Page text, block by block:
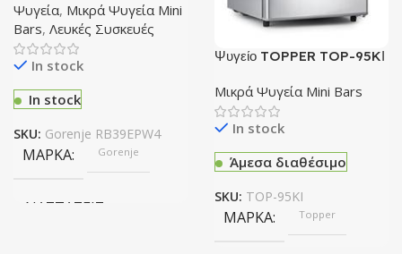
Ψυγεία, Μικρά Ψυγεία Mini
Bars, Λευκές Συσκευές
In stock
In stock
SKU: Gorenje RB39EPW4
ΜΆΡΚΑ Gorenje
ΔΙΑΣΤΆΣΕΙΣ
Ψυγείο TOPPER TOP-95KΙ
Μικρά Ψυγεία Mini Bars
In stock
Άμεσα διαθέσιμο
SKU: TOP-95KΙ
ΜΆΡΚΑ Topper